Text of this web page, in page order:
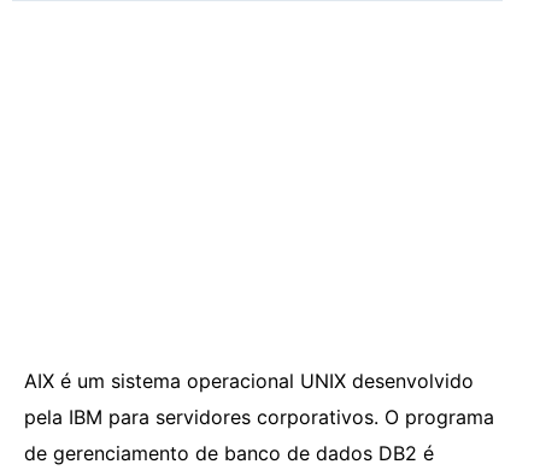
AIX é um sistema operacional UNIX desenvolvido
pela IBM para servidores corporativos. O programa
de gerenciamento de banco de dados DB2 é